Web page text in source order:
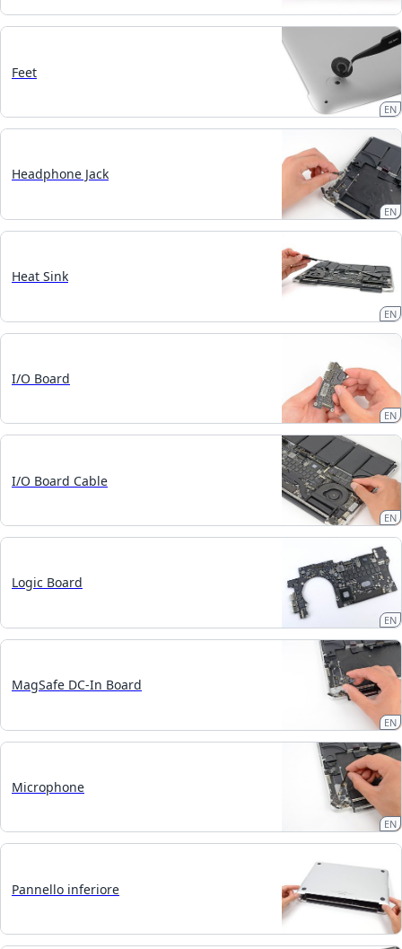
Feet
EN
Headphone Jack
EN
Heat Sink
EN
I/O Board
EN
I/O Board Cable
EN
Logic Board
EN
MagSafe DC-In Board
EN
Microphone
EN
Pannello inferiore